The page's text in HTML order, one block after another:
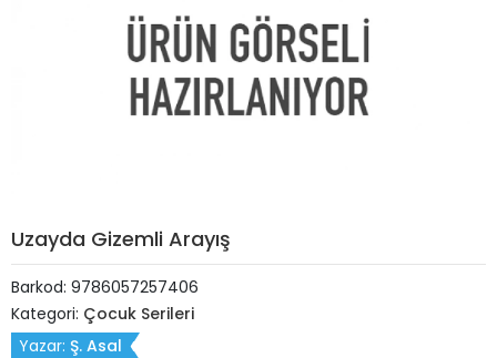
Uzayda Gizemli Arayış
Barkod: 9786057257406
Kategori: Çocuk Serileri
Yazar: Ş. Asal